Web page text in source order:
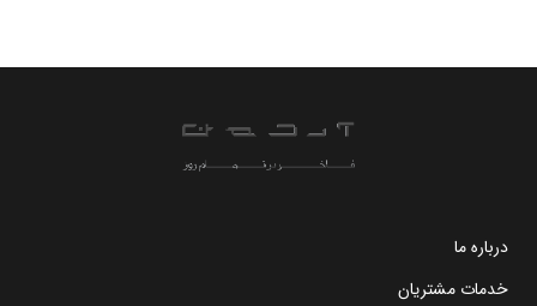
درباره ما
خدمات مشتریان